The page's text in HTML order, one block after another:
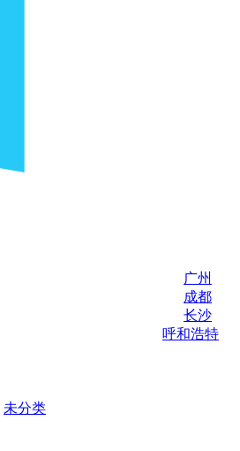
广州
成都
长沙
呼和浩特
未分类